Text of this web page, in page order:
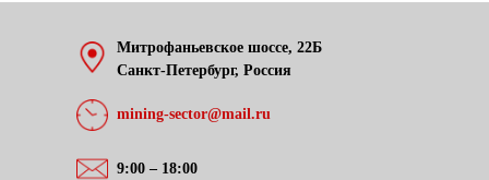
Митрофаньевское шоссе, 22Б
Санкт-Петербург, Россия
mining-sector@mail.ru
9:00 – 18:00